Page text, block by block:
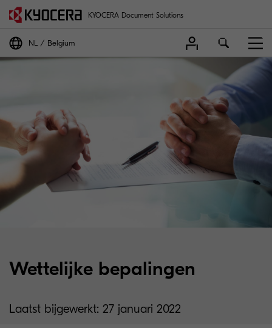
KYOCERA Document Solutions
NL Belgium
Wettelijke bepalingen
Laatst bijgewerkt: 27 januari 2022